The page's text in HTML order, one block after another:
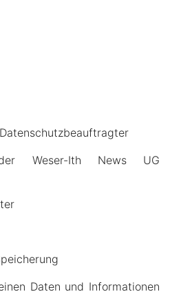
Weser-Ith News UG
Daten und Informationen